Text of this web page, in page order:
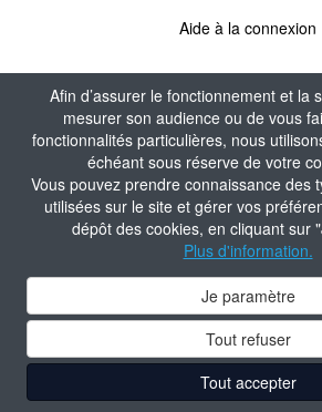
Afin d’assurer le fonctionnement et la
mesurer son audience ou de vous
fonctionnalités particulières, nous
échéant sous réserve de votre
Vous pouvez prendre connaissance des
utilisées sur le site et gérer vos
dépôt des cookies, en cliquant sur
Plus d'information.
Je paramètre
Tout refuser
Tout accepter
Aide à la connexion